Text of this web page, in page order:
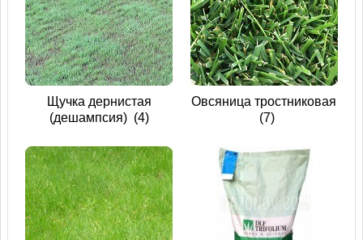
Щучка дернистая
(дешампсия)(4)
Овсяница тростниковая
(7)